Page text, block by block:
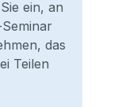
ein, an
das
Teilen